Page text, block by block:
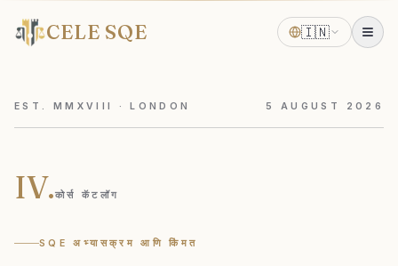
CELE SQE 🇮🇳
EST. MMXVIII · LONDON 5 AUGUST 2026
IV.कोर्स कॅटलॉग
SQE अभ्यासक्रम आणि किंमत